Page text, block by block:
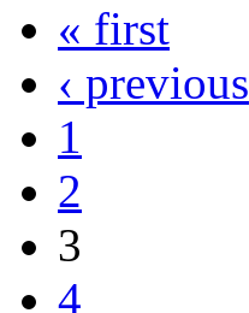
« first
‹ previous
1
2
3
4